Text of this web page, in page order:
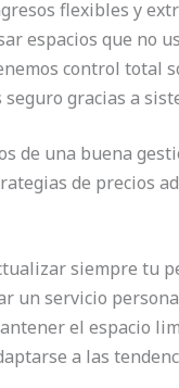
flexibles y
espacios que no
control total
seguro gracias a
de una buena
de precios
siempre tu
un servicio
el espacio
a las